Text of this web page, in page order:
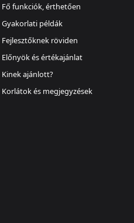
Fő funkciók, érthetően
Gyakorlati példák
Fejlesztőknek röviden
Előnyök és értékajánlat
Kinek ajánlott?
Korlátok és megjegyzések